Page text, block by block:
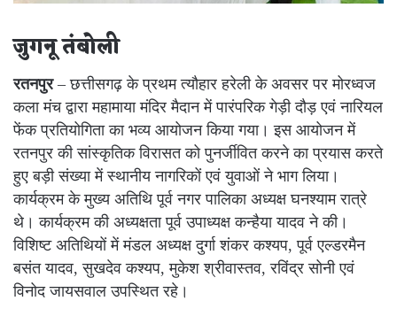
जुगनू तंबोली
रतनपुर– छत्तीसगढ़ के प्रथम त्यौहार हरेली के अवसर पर मोरध्वज
कला मंच द्वारा महामाया मंदिर मैदान में पारंपरिक गेड़ी दौड़ एवं नारियल
फेंक प्रतियोगिता का भव्य आयोजन किया गया। इस आयोजन में
रतनपुर की सांस्कृतिक विरासत को पुनर्जीवित करने का प्रयास करते
हुए बड़ी संख्या में स्थानीय नागरिकों एवं युवाओं ने भाग लिया।
कार्यक्रम के मुख्य अतिथि पूर्व नगर पालिका अध्यक्ष घनश्याम रात्रे
थे। कार्यक्रम की अध्यक्षता पूर्व उपाध्यक्ष कन्हैया यादव ने की।
विशिष्ट अतिथियों में मंडल अध्यक्ष दुर्गा शंकर कश्यप, पूर्व एल्डरमैन
बसंत यादव, सुखदेव कश्यप, मुकेश श्रीवास्तव, रविंद्र सोनी एवं
विनोद जायसवाल उपस्थित रहे।